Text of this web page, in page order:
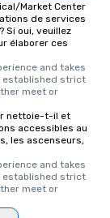
Market Center
de services
Si oui, veuillez
élaborer ces
and takes
established strict
meet or
nettoie-t-il et
accessibles au
les ascenseurs,
and takes
established strict
meet or